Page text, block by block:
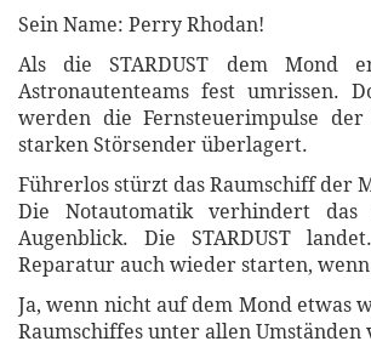
Sein Name: Perry Rhodan!
Als die STARDUST dem Mond
Astronautenteams fest umrissen.
werden die Fernsteuerimpulse
starken Störsender überlagert.
Führerlos stürzt das Raumschiff der
Die Notautomatik verhindert
Augenblick. Die STARDUST
Reparatur auch wieder starten,
Ja, wenn nicht auf dem Mond etwas
Raumschiffes unter allen